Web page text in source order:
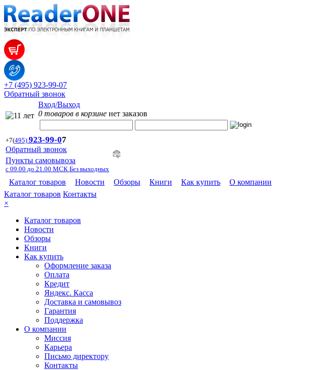
+7 (495) 923-99-07
Обратный звонок
Вход/Выход
0 товаров в корзине нет заказов
+7(495) 923-99-07
Обратный звонок
Пункты самовывоза
с 09.00 до 21.00 МСК Без выходных
Каталог товаров Новости Обзоры Книги Как купить
О компании
Каталог товаров Контакты
×
Каталог товаров
Новости
Обзоры
Книги
Как купить
Оформление заказа
Оплата
Кредит
Яндекс. Касса
Доставка и самовывоз
Гарантия
Поддержка
О компании
Миссия
Карьера
Письмо директору
Контакты